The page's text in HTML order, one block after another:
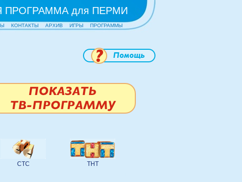
ПРОГРАММА для ПЕРМИ
КОНТАКТЫ АРХИВ ИГРЫ ПРОГРАММЫ
СТС ТНТ